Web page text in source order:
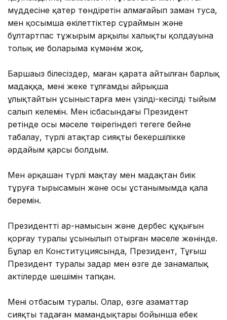
мүддесіне қатер төндіретін алмағайып заман туса,
мен қосымша өкілеттіктер сұраймын және
бұлтартпас тұжырым арқылы халықтың қолдауына
толық ие боларыма күмәнім жоқ.
Баршаңыз білесіздер, маған қарата айтылған барлық
мадаққа, менің жеке тұлғамды айрықша
ұлықтайтын ұсыныстарға мен үзілді-кесілді тыйым
салып келемін. Мен ісбасындағы Президент
ретінде осы мәселе төңірегіндегі теңгеге бейне
таңбалау, түрлі атақтар сияқты бекершілікке
әрдайым қарсы болдым.
Мен әрқашан түрлі мақтау мен мадақтан биік
тұруға тырысамын және осы ұстанымымда қала
беремін.
Президенттің ар-намысын және дербес құқығын
қорғау туралы ұсынылып отырған мәселе жөнінде.
Бұлар ел Конституциясында, Президент, Тұңғыш
Президент туралы заңдар мен өзге де заңнамалық
актілерде шешімін тапқан.
Менің отбасым туралы. Олар, өзге азаматтар
сияқты таңдаған мамандықтары бойынша еңбек